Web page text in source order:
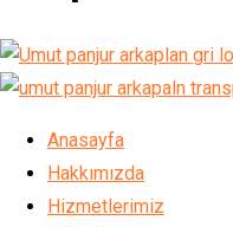
Anasayfa
Hakkımızda
Hizmetlerimiz